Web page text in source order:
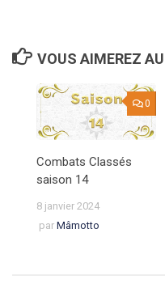
VOUS AIMEREZ
0
Combats Classés
saison 14
8 janvier 2024
par Mâmotto